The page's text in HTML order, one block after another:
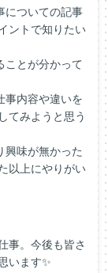
についての記事
ントで知りたい
ことが分かって
事内容や違いを
てみようと思う
興味が無かった
以上にやりがい
事。今後も皆さ
います✨